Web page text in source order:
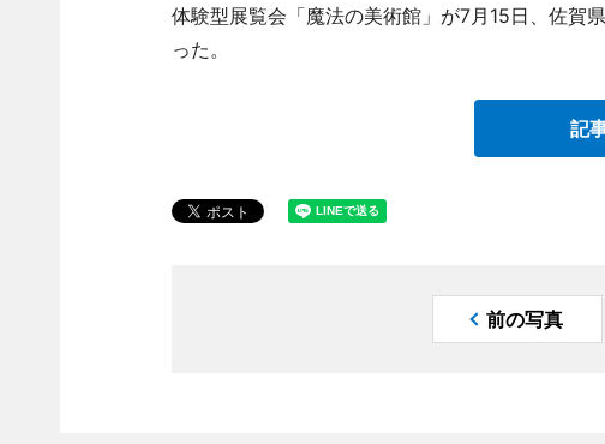
体験型展覧会「魔法の美術館」が7月15日、佐賀
った。
記
前の写真